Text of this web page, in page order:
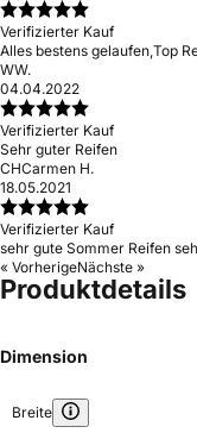
Verifizierter Kauf
Alles bestens gelaufen,Top
WW.
04.04.2022
Verifizierter Kauf
Sehr guter Reifen
CHCarmen H.
18.05.2021
Verifizierter Kauf
sehr gute Sommer Reifen
« VorherigeNächste »
Produktdetails
Dimension
Breite